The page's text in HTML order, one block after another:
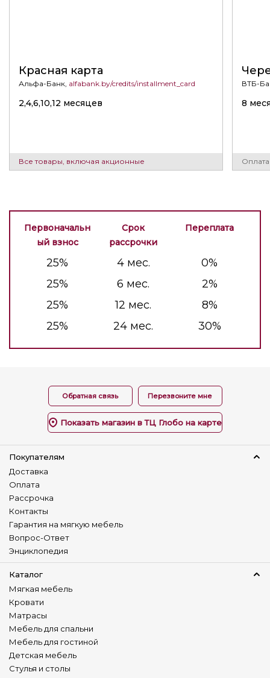
Красная карта
Альфа-Банк, alfabank.by/credits/installment_card
2,4,6,10,12 месяцев
Все товары, включая акционные
ВТБ-
8
Первоначальн
ый взнос
Срок
рассрочки
Переплата
25% 4 мес. 0%
25% 6 мес. 2%
25% 12 мес. 8%
25% 24 мес. 30%
Обратная связь Перезвоните мне
Показать магазин в ТЦ Глобо на карте
Покупателям
Доставка
Оплата
Рассрочка
Контакты
Гарантия на мягкую мебель
Вопрос-Ответ
Энциклопедия
Каталог
Мягкая мебель
Кровати
Матрасы
Мебель для спальни
Мебель для гостиной
Детская мебель
Стулья и столы